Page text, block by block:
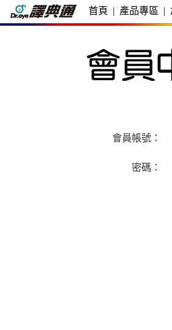
首頁 | 產品專區 |
會員帳號：
密碼：